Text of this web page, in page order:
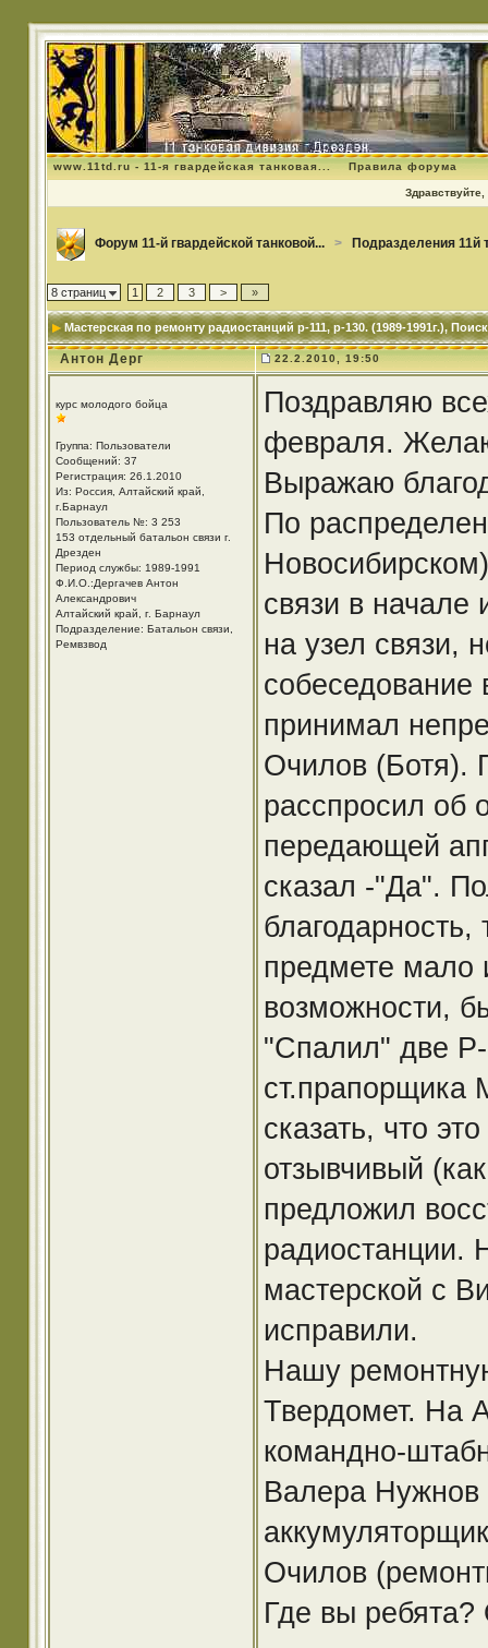
www.11td.ru - 11-я гвардейская танковая... Правила форума
Здравствуйте,
Форум 11-й гвардейской танковой... > Подразделения 11й
8 страниц 1 2 3 > »
Мастерская по ремонту радиостанций р-111, р-130. (1989-1991г.),
Антон Дерг 22.2.2010, 19:50
курс молодого бойца
Группа: Пользователи
Сообщений: 37
Регистрация: 26.1.2010
Из: Россия, Алтайский край,
г.Барнаул
Пользователь №: 3 253
153 отдельный батальон связи г.
Дрезден
Период службы: 1989-1991
Ф.И.О.:Дергачев Антон
Александрович
Алтайский край, г. Барнаул
Подразделение: Батальон связи,
Ремвзвод
Поздравляю
февраля.
Выражаю
По
связи в начале
на узел связи,
собеседование
принимал
Очилов (Ботя).
расспросил об
передающей
сказал -"Да".
предмете мало
возможности,
"Спалил" две Р-
ст.прапорщика
сказать, что
отзывчивый
предложил
радиостанции.
мастерской с
исправили.
Нашу
Твердомет. На
командно-
Валера Нужнов
Очилов
Где вы ребята?